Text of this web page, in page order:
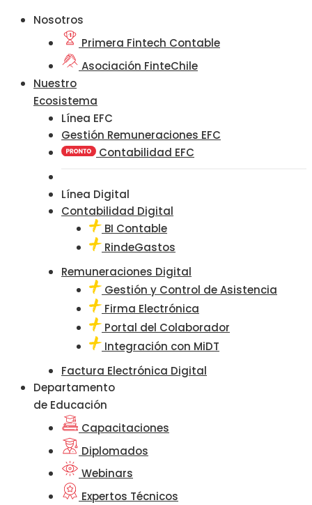
Nosotros
Primera Fintech Contable
Asociación FinteChile
Nuestro
Ecosistema
Línea EFC
Gestión Remuneraciones EFC
Contabilidad EFC
Línea Digital
Contabilidad Digital
BI Contable
RindeGastos
Remuneraciones Digital
Gestión y Control de Asistencia
Firma Electrónica
Portal del Colaborador
Integración con MiDT
Factura Electrónica Digital
Departamento
de Educación
Capacitaciones
Diplomados
Webinars
Expertos Técnicos